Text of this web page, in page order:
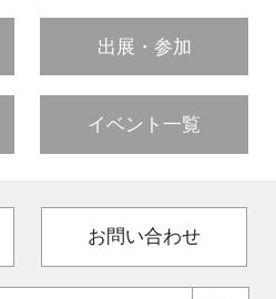
出展・参加
イベント一覧
お問い合わせ